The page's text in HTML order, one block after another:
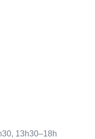
13h30–18h